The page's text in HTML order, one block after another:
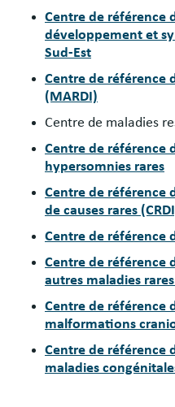
Centre de référence
développement et
Sud-Est
Centre de référence
(MARDI)
Centre de maladies
Centre de référence
hypersomnies rares
Centre de référence
de causes rares
Centre de référence
Centre de référence
autres maladies
Centre de référence
malformations
Centre de référence
maladies